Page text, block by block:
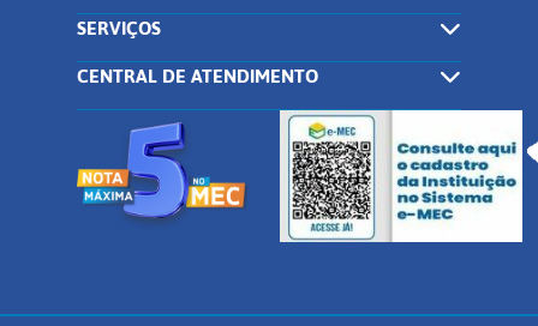
SERVIÇOS
CENTRAL DE ATENDIMENTO